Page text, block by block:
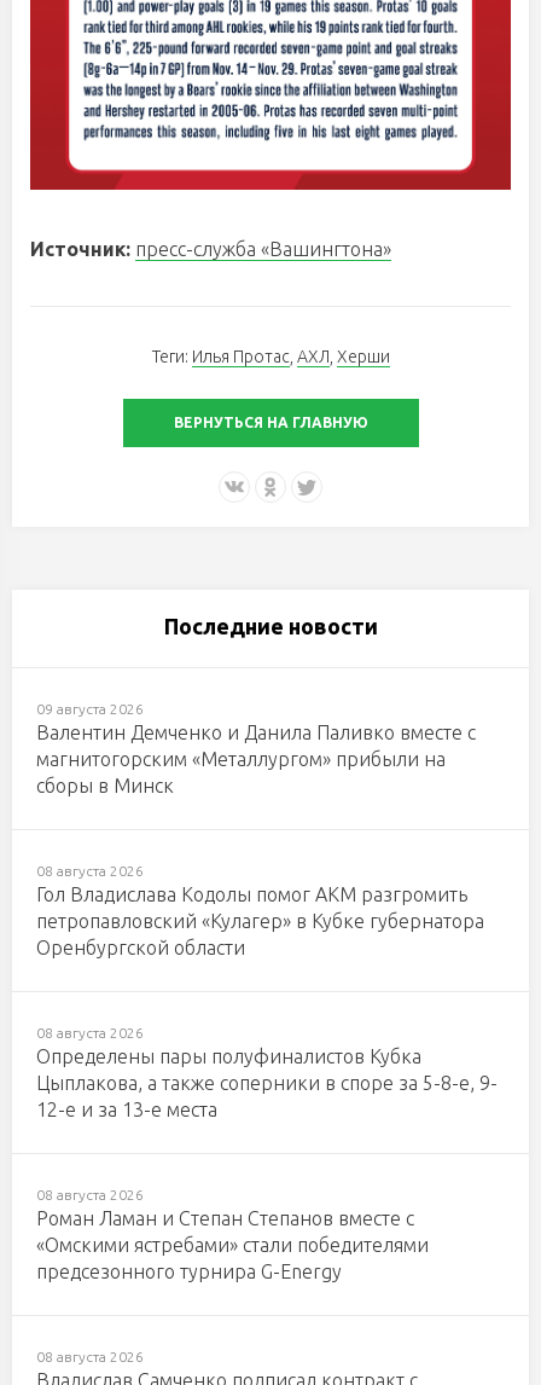
Источник: пресс-служба «Вашингтона»
Теги: Илья Протас, АХЛ, Херши
ВЕРНУТЬСЯ НА ГЛАВНУЮ
Последние новости
09 августа 2026
Валентин Демченко и Данила Паливко вместе с
магнитогорским «Металлургом» прибыли на
сборы в Минск
08 августа 2026
Гол Владислава Кодолы помог АКМ разгромить
петропавловский «Кулагер» в Кубке губернатора
Оренбургской области
08 августа 2026
Определены пары полуфиналистов Кубка
Цыплакова, а также соперники в споре за 5-8-е, 9-
12-е и за 13-е места
08 августа 2026
Роман Ламан и Степан Степанов вместе с
«Омскими ястребами» стали победителями
предсезонного турнира G-Energy
08 августа 2026